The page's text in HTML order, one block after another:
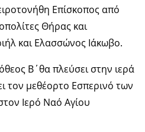
Επίσκοπος από
Θήρας και
και Ελασσώνος Ιάκωβο.
Β΄θα πλεύσει στην ιερά
τον μεθέορτο Εσπερινό των
Ιερό Ναό Αγίου